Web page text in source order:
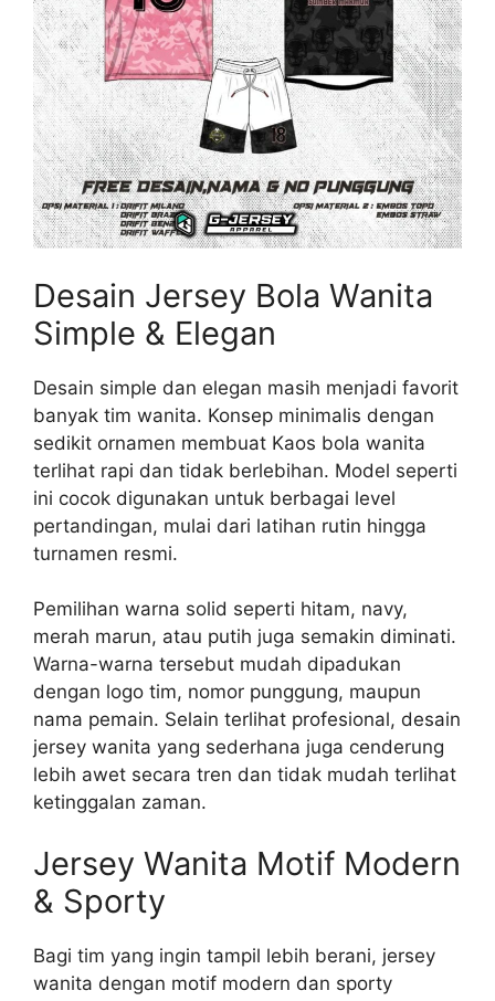
Desain Jersey Bola Wanita
Simple & Elegan
Desain simple dan elegan masih menjadi favorit
banyak tim wanita. Konsep minimalis dengan
sedikit ornamen membuat Kaos bola wanita
terlihat rapi dan tidak berlebihan. Model seperti
ini cocok digunakan untuk berbagai level
pertandingan, mulai dari latihan rutin hingga
turnamen resmi.
Pemilihan warna solid seperti hitam, navy,
merah marun, atau putih juga semakin diminati.
Warna-warna tersebut mudah dipadukan
dengan logo tim, nomor punggung, maupun
nama pemain. Selain terlihat profesional, desain
jersey wanita yang sederhana juga cenderung
lebih awet secara tren dan tidak mudah terlihat
ketinggalan zaman.
Jersey Wanita Motif Modern
& Sporty
Bagi tim yang ingin tampil lebih berani, jersey
wanita dengan motif modern dan sporty